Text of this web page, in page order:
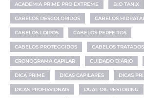
ACADEMIA PRIME PRO EXTREME BIO TANIX
CABELOS DESCOLORIDOS CABELOS
CABELOS LOIROS CABELOS PERFEITOS
CABELOS PROTEGGIDOS CABELOS TRATADOS
CRONOGRAMA CAPILAR CUIDADO DIÁRIO
DICA PRIME DICAS CAPILARES DICAS
DICAS PROFISSIONAIS DUAL OIL RESTORING